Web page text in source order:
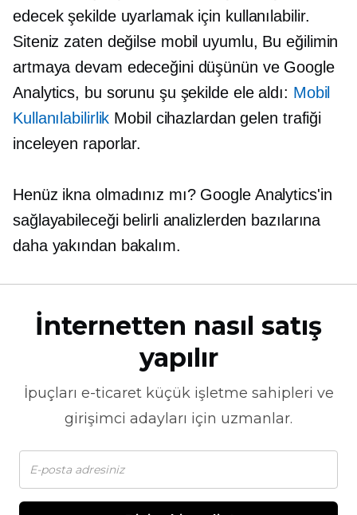
edecek şekilde uyarlamak için kullanılabilir.
Siteniz zaten değilse mobil uyumlu, Bu eğilimin
artmaya devam edeceğini düşünün ve Google
Analytics, bu sorunu şu şekilde ele aldı: Mobil
Kullanılabilirlik Mobil cihazlardan gelen trafiği
inceleyen raporlar.
Henüz ikna olmadınız mı? Google Analytics'in
sağlayabileceği belirli analizlerden bazılarına
daha yakından bakalım.
İnternetten nasıl satış
yapılır
İpuçları e-ticaretküçük işletme sahipleri ve
girişimci adayları için uzmanlar.